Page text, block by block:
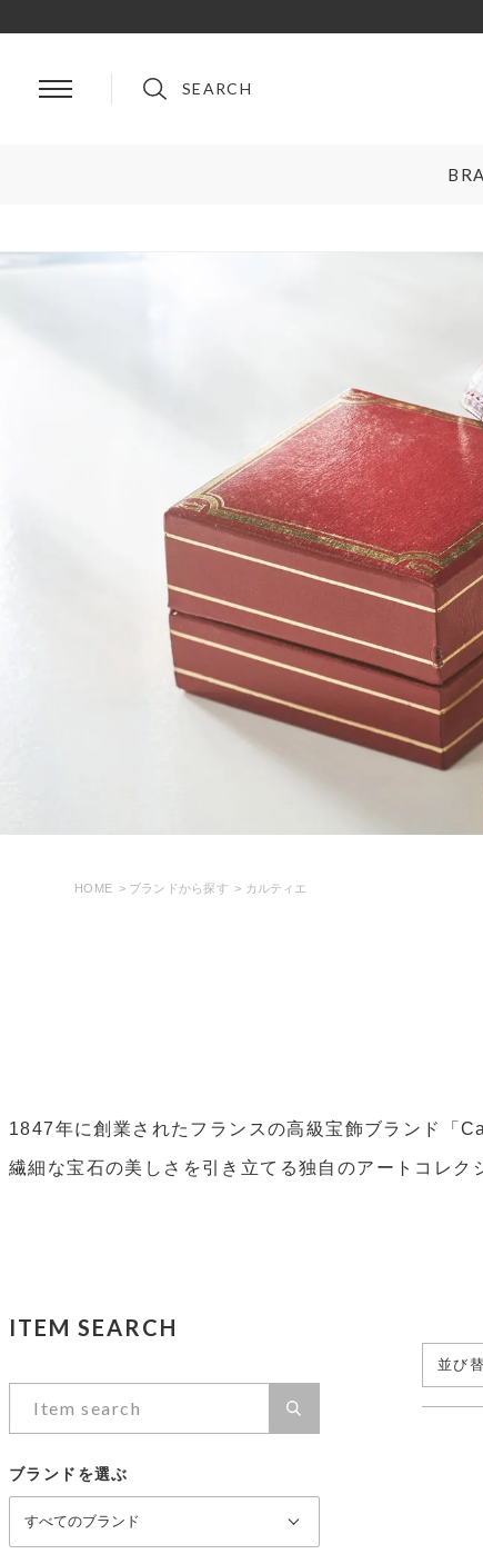
SEARCH
リングサイズお直し対象 クーポン
ブランドを選ぶ
カテゴリを選ぶ
クリスチャンディオー
セリーヌ
ロエベ
ヴァンクリーフ＆アーペル セイコー
ショパール
ノーブランド
PRICE DOWN
HOME ブランドから探す カルティエ
1847年に創業されたフランスの高級宝飾ブランド「
繊細な宝石の美しさを引き立てる独自のアートコレ
ITEM SEARCH
ブランドを選ぶ
並び